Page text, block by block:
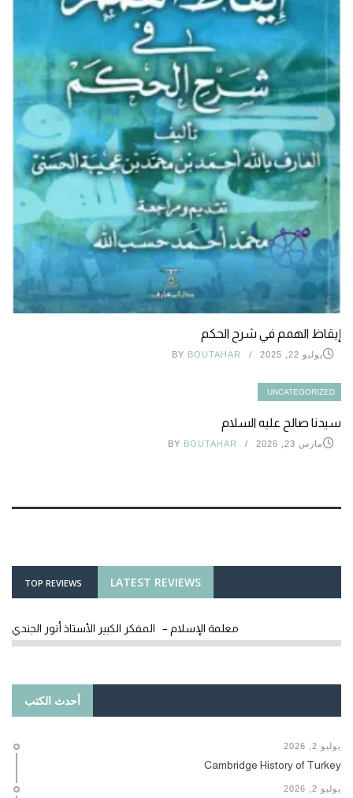
إيقاظ الهمم في شرح الحكم
يوليو 22, 2025 BY BOUTAHAR
UNCATEGORIZED
سيدنا صالح عليه السلام
مارس 23, 2026 BY BOUTAHAR
LATEST REVIEWS
TOP REVIEWS
معلمة الإسلام – المفكر الكبير الأستاذ أنور الجندي
أحدث الكتب
يوليو 2, 2026
Cambridge History of Turkey
يوليو 2, 2026